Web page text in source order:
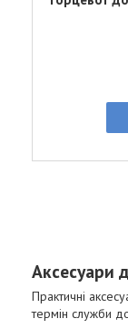
Аксесуари
Практичні
термін служби